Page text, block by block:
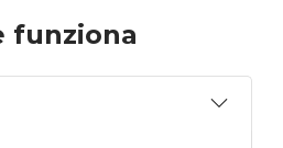
funziona